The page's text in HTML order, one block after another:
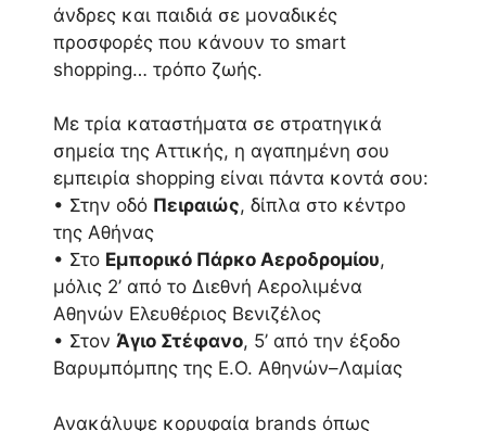
άνδρες και παιδιά σε μοναδικές
προσφορές που κάνουν το smart
shopping… τρόπο ζωής.
Με τρία καταστήματα σε στρατηγικά
σημεία της Αττικής, η αγαπημένη σου
εμπειρία shopping είναι πάντα κοντά σου:
• Στην οδό Πειραιώς, δίπλα στο κέντρο
της Αθήνας
• Στο Εμπορικό Πάρκο Αεροδρομίου,
μόλις 2’ από το Διεθνή Αερολιμένα
Αθηνών Ελευθέριος Βενιζέλος
• Στον Άγιο Στέφανο, 5’ από την έξοδο
Βαρυμπόμπης της Ε.Ο. Αθηνών–Λαμίας
Ανακάλυψε κορυφαία brands όπως